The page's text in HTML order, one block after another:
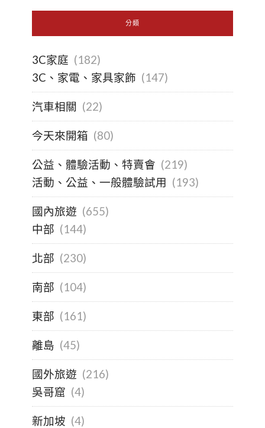
分類
3C家庭 (182)
3C、家電、家具家飾 (147)
汽車相關 (22)
今天來開箱 (80)
公益、體驗活動、特賣會 (219)
活動、公益、一般體驗試用 (193)
國內旅遊 (655)
中部 (144)
北部 (230)
南部 (104)
東部 (161)
離島 (45)
國外旅遊 (216)
吳哥窟 (4)
新加坡 (4)